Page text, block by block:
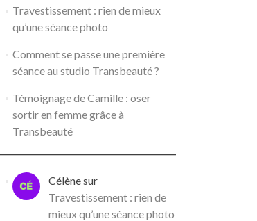
Travestissement : rien de mieux
qu’une séance photo
Comment se passe une première
séance au studio Transbeauté ?
Témoignage de Camille : oser
sortir en femme grâce à
Transbeauté
Célènesur
Travestissement : rien de
mieux qu’une séance photo